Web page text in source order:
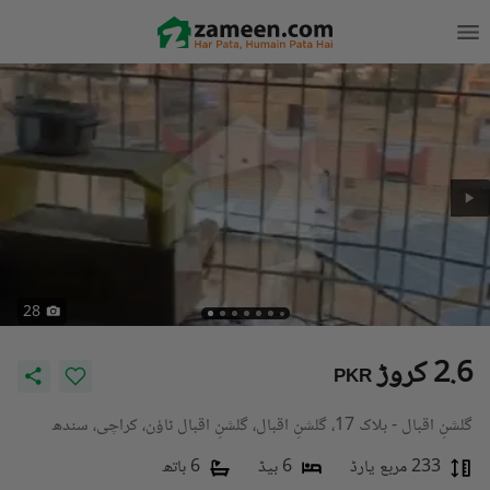
28
PKR 2.6 کروڑ
گلشنِ اقبال - بلاک 17، گلشنِ اقبال، گلشنِ اقبال ٹاؤن، کراچی، سندھ
233 مربع یارڈ
6 بیڈ 6 باتھ